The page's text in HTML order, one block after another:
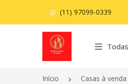
(11) 97099-0339
Página inicial
Início Casas à venda